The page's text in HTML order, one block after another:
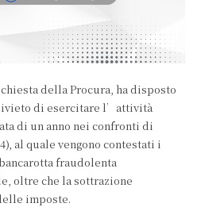
della Procura, ha disposto
di esercitare l’attività
di un anno nei confronti di
al quale vengono contestati i
fraudolenta
oltre che la sottrazione
imposte.